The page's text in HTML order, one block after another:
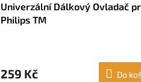
Univerzální Dálkový Ovladač
Philips TM
259 Kč Do